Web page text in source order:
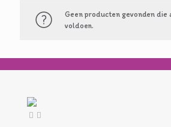
Geen producten gevonden die
voldoen.